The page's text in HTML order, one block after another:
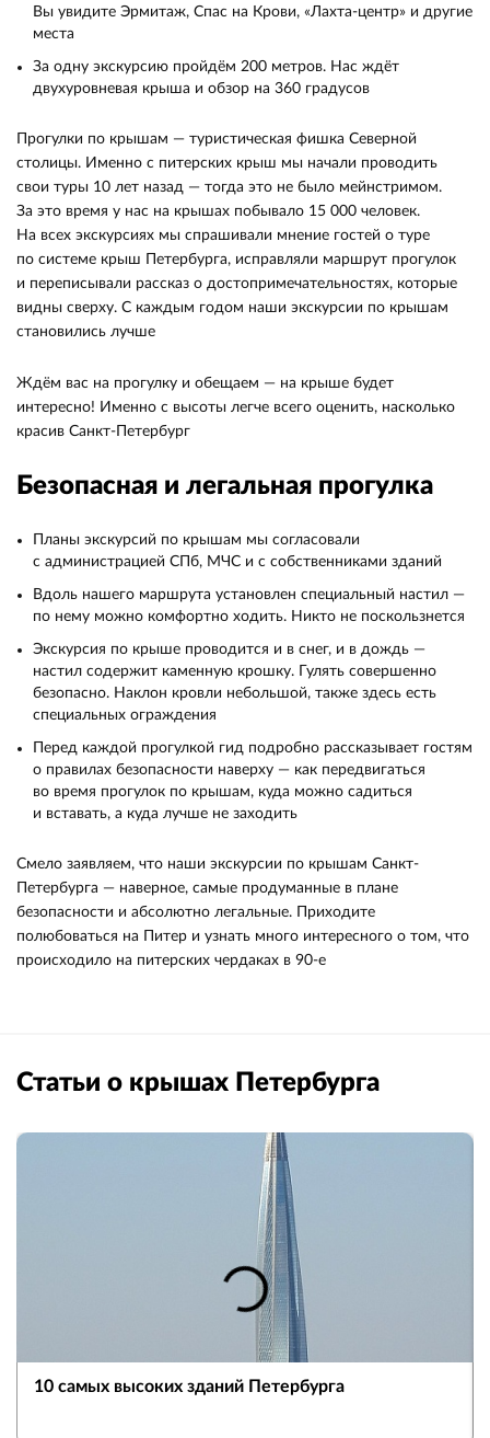
Вы увидите Эрмитаж, Спас на Крови, «Лахта-центр» и другие
места
За одну экскурсию пройдём 200 метров. Нас ждёт
двухуровневая крыша и обзор на 360 градусов
Прогулки по крышам — туристическая фишка Северной
столицы. Именно с питерских крыш мы начали проводить
свои туры 10 лет назад — тогда это не было мейнстримом.
За это время у нас на крышах побывало 15 000 человек.
На всех экскурсиях мы спрашивали мнение гостей о туре
по системе крыш Петербурга, исправляли маршрут прогулок
и переписывали рассказ о достопримечательностях, которые
видны сверху. С каждым годом наши экскурсии по крышам
становились лучше
Ждём вас на прогулку и обещаем — на крыше будет
интересно! Именно с высоты легче всего оценить, насколько
красив Санкт-Петербург
Безопасная и легальная прогулка
Планы экскурсий по крышам мы согласовали
с администрацией СПб, МЧС и с собственниками зданий
Вдоль нашего маршрута установлен специальный настил —
по нему можно комфортно ходить. Никто не поскользнется
Экскурсия по крыше проводится и в снег, и в дождь —
настил содержит каменную крошку. Гулять совершенно
безопасно. Наклон кровли небольшой, также здесь есть
специальных ограждения
Перед каждой прогулкой гид подробно рассказывает гостям
о правилах безопасности наверху — как передвигаться
во время прогулок по крышам, куда можно садиться
и вставать, а куда лучше не заходить
Смело заявляем, что наши экскурсии по крышам Санкт-
Петербурга — наверное, самые продуманные в плане
безопасности и абсолютно легальные. Приходите
полюбоваться на Питер и узнать много интересного о том, что
происходило на питерских чердаках в 90-е
Статьи о крышах Петербурга
10 самых высоких зданий Петербурга